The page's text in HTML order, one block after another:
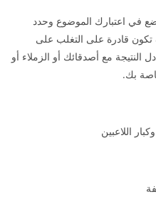
في اعتبارك الموضوع وحدد
قادرة على التغلب على
النتيجة مع أصدقائك أو الزملاء أو
بك.
اللاعبين